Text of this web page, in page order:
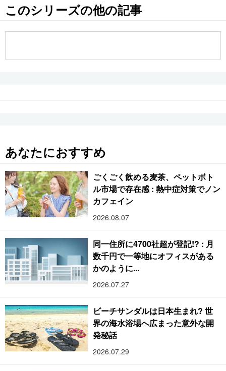
お知らせ
このシリーズの他の記事
あなたにおすすめ
ごくごく飲める麦茶、ペットボト
ル市場で存在感 : 熱中症対策でノン
カフェイン
2026.08.07
同一住所に4700社超が登記!? : 月
数千円で一等地にオフィスがある
かのように...
2026.07.27
ビーチサンダルは日本生まれ? 世
界の海水浴場へ広まった意外な開
発秘話
2026.07.29